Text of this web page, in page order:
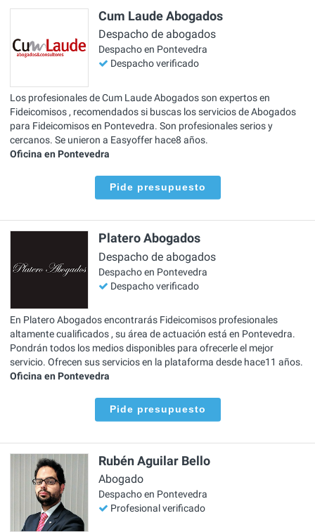
Cum Laude Abogados
Despacho de abogados
Despacho en Pontevedra
Despacho verificado
Los profesionales de Cum Laude Abogados son expertos en
Fideicomisos , recomendados si buscas los servicios de Abogados
para Fideicomisos en Pontevedra. Son profesionales serios y
cercanos. Se unieron a Easyoffer hace8 años.
Oficina en Pontevedra
Pide presupuesto
Platero Abogados
Despacho de abogados
Despacho en Pontevedra
Despacho verificado
En Platero Abogados encontrarás Fideicomisos profesionales
altamente cualificados , su área de actuación está en Pontevedra.
Pondrán todos los medios disponibles para ofrecerle el mejor
servicio. Ofrecen sus servicios en la plataforma desde hace11 años.
Oficina en Pontevedra
Pide presupuesto
Rubén Aguilar Bello
Abogado
Despacho en Pontevedra
Profesional verificado